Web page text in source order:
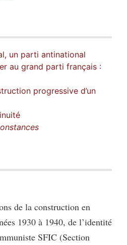
un parti antinational
au grand parti français :
progressive d’un
de la construction en
1930 à 1940, de l’identité
SFIC (Section